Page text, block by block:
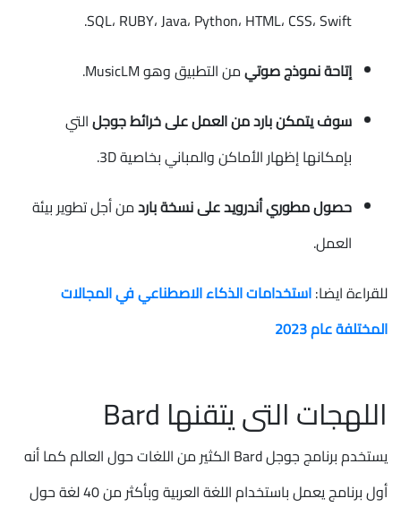
SQL، RUBY، Java، Python، HTML، CSS، Swift.
إتاحة نموذج صوتيمن التطبيق وهو MusicLM.
سوف يتمكن بارد من العمل على خرائط جوجلالتي
بإمكانها إظهار الأماكن والمباني بخاصية 3D.
حصول مطوري أندرويد على نسخة باردمن أجل تطوير بيئة
العمل.
للقراءة ايضا:استخدامات الذكاء الاصطناعي في المجالات
المختلفة عام 2023
اللهجات التى يتقنها Bard
يستخدم برنامج جوجل Bard الكثير من اللغات حول العالم كما أنه
أول برنامج يعمل باستخدام اللغة العربية وبأكثر من 40 لغة حول